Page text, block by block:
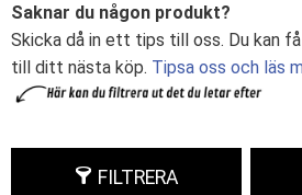
Saknar du någon produkt?
Skicka då in ett tips till oss. Du kan
till ditt nästa köp. Tipsa oss och läs
FILTRERA